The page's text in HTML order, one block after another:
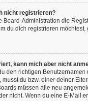
nicht registrieren?
Board-Administration die
du dich registrieren
kann mich aber nicht
den richtigen
musst du bzw. einer deiner
müssen alle neu
nicht. Wenn du eine E-Mail